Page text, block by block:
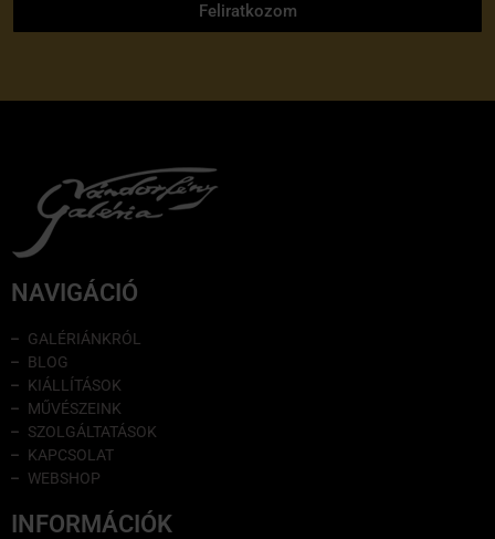
Feliratkozom
NAVIGÁCIÓ
GALÉRIÁNKRÓL
BLOG
KIÁLLÍTÁSOK
MŰVÉSZEINK
SZOLGÁLTATÁSOK
KAPCSOLAT
WEBSHOP
INFORMÁCIÓK